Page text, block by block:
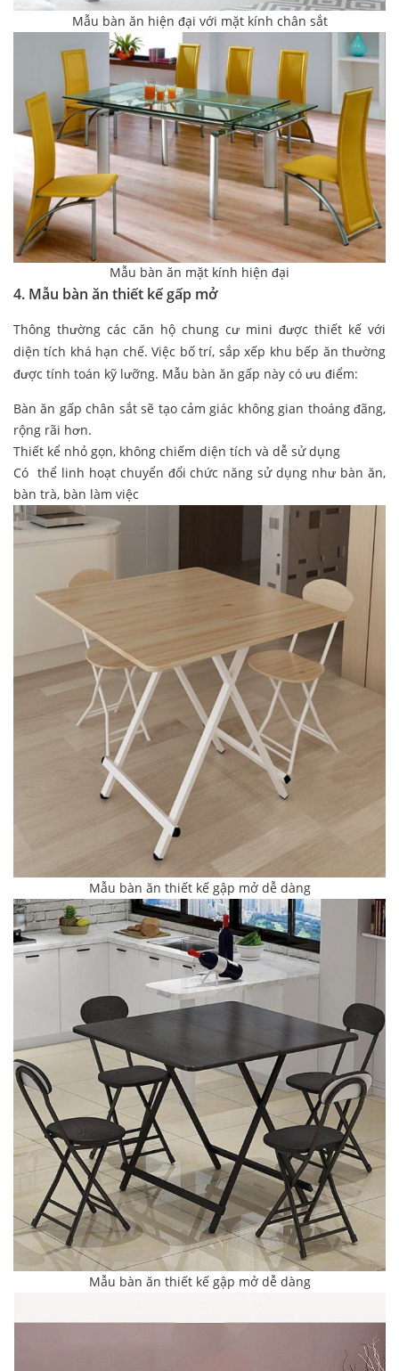
Mẫu bàn ăn hiện đại với mặt kính chân sắt
Mẫu bàn ăn mặt kính hiện đại
4. Mẫu bàn ăn thiết kế gấp mở
Thông thường các căn hộ chung cư mini được thiết kế với
diện tích khá hạn chế. Việc bố trí, sắp xếp khu bếp ăn thường
được tính toán kỹ lưỡng. Mẫu bàn ăn gấp này có ưu điểm:
Bàn ăn gấp chân sắt sẽ tạo cảm giác không gian thoáng đãng,
rộng rãi hơn.
Thiết kể nhỏ gọn, không chiếm diện tích và dễ sử dụng
Có thể linh hoạt chuyển đổi chức năng sử dụng như bàn ăn,
bàn trà, bàn làm việc
Mẫu bàn ăn thiết kế gập mở dễ dàng
Mẫu bàn ăn thiết kế gập mở dễ dàng